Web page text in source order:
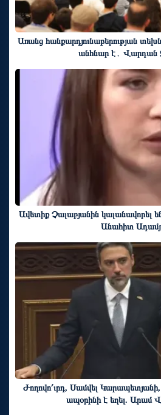
Առանց հանքարդյունաբերության
անհնար է․ Վարդան
Ավետիք Չալաբյանին կալանավորել
Անահիտ
Ժողովո՛ւրդ, Սամվել
ապօրինի է եղել. Արամ